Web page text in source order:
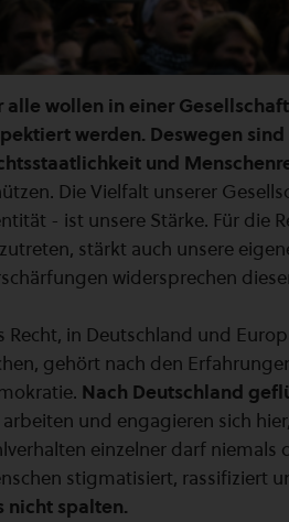
alle wollen in einer
werden. Deswegen
und
Die Vielfalt unserer
- ist unsere Stärke. Für die
stärkt auch unsere
widersprechen
Recht, in Deutschland und
gehört nach den
Nach Deutschland
arbeiten und engagieren sich
einzelner darf
stigmatisiert, rassifiziert
nicht spalten.